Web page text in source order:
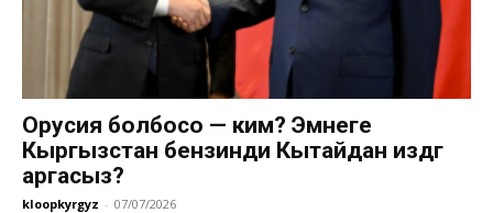
Орусия болбосо — ким? Эмнеге
Кыргызстан бензинди Кытайдан издөөгө
аргасыз?
kloopkyrgyz - 07/07/2026